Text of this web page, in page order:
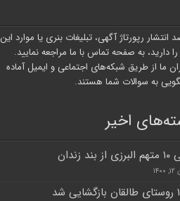
انتشار رپورتاژ آگهی، تبلیغات بنری یا موارد این
دارید، به صفحه تماس با ما مراجعه نمایید.
ما از طریق شبکه‌های اجتماعی و ایمیل آماده
به سوالات شما هستند.
اخیر